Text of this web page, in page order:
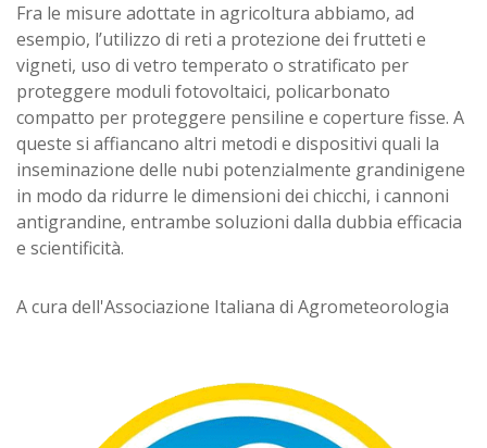
Fra le misure adottate in agricoltura abbiamo, ad
esempio, l’utilizzo di reti a protezione dei frutteti e
vigneti, uso di vetro temperato o stratificato per
proteggere moduli fotovoltaici, policarbonato
compatto per proteggere pensiline e coperture fisse. A
queste si affiancano altri metodi e dispositivi quali la
inseminazione delle nubi potenzialmente grandinigene
in modo da ridurre le dimensioni dei chicchi, i cannoni
antigrandine, entrambe soluzioni dalla dubbia efficacia
e scientificità.
A cura dell'Associazione Italiana di Agrometeorologia